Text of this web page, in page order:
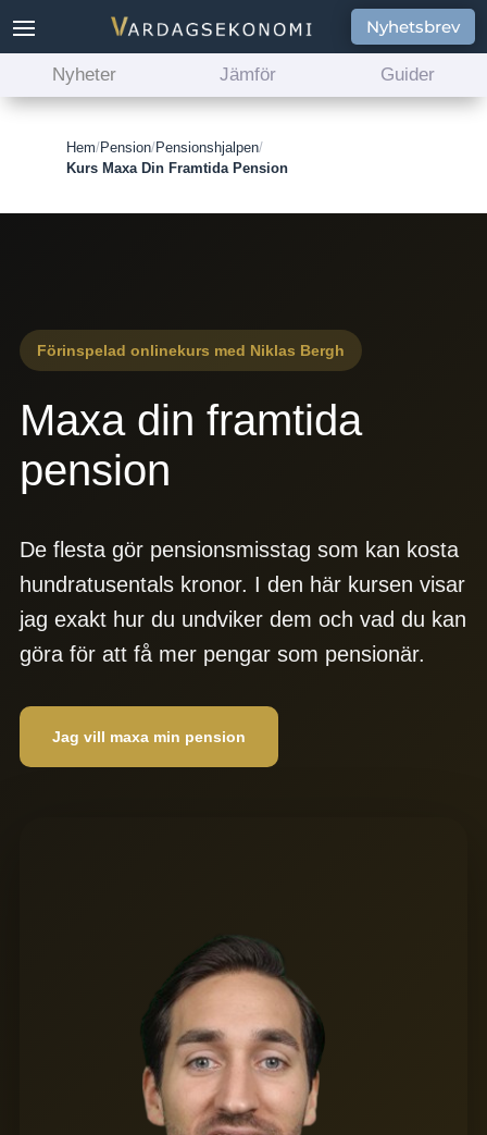
Nyhetsbrev
Nyheter Jämför Guider
Hem/Pension/Pensionshjalpen/
Kurs Maxa Din Framtida Pension
Förinspelad onlinekurs med Niklas Bergh
Maxa din framtida
pension
De flesta gör pensionsmisstag som kan kosta
hundratusentals kronor. I den här kursen visar
jag exakt hur du undviker dem och vad du kan
göra för att få mer pengar som pensionär.
Jag vill maxa min pension